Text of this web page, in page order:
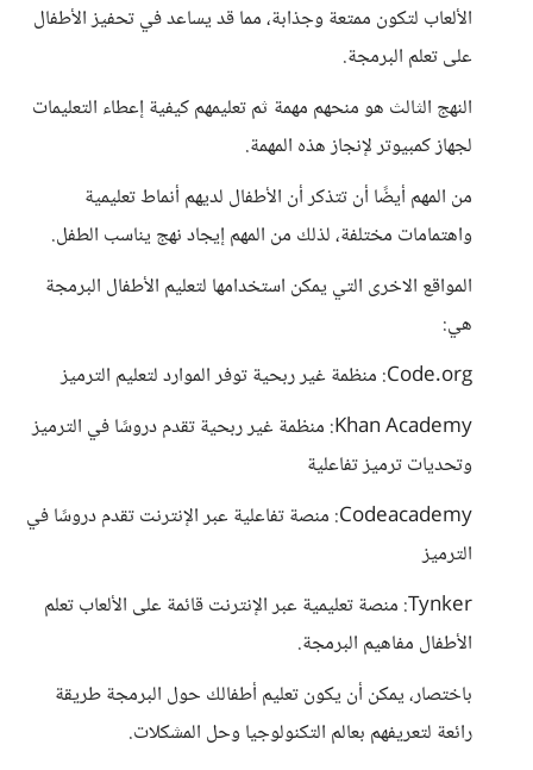
الألعاب لتكون ممتعة وجذابة، مما قد يساعد في تحفيز الأطفال
على تعلم البرمجة.
النهج الثالث هو منحهم مهمة ثم تعليمهم كيفية إعطاء التعليمات
لجهاز كمبيوتر لإنجاز هذه المهمة.
من المهم أيضًا أن تتذكر أن الأطفال لديهم أنماط تعليمية
واهتمامات مختلفة، لذلك من المهم إيجاد نهج يناسب الطفل.
المواقع الاخرى التي يمكن استخدامها لتعليم الأطفال البرمجة
هي:
Code.org: منظمة غير ربحية توفر الموارد لتعليم الترميز
Khan Academy: منظمة غير ربحية تقدم دروسًا في الترميز
وتحديات ترميز تفاعلية
Codeacademy: منصة تفاعلية عبر الإنترنت تقدم دروسًا في
الترميز
Tynker: منصة تعليمية عبر الإنترنت قائمة على الألعاب تعلم
الأطفال مفاهيم البرمجة.
باختصار، يمكن أن يكون تعليم أطفالك حول البرمجة طريقة
رائعة لتعريفهم بعالم التكنولوجيا وحل المشكلات.